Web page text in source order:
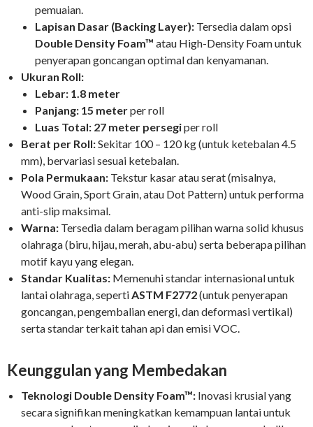
pemuaian.
Lapisan Dasar (Backing Layer): Tersedia dalam opsi
Double Density Foam™ atau High-Density Foam untuk
penyerapan goncangan optimal dan kenyamanan.
Ukuran Roll:
Lebar: 1.8 meter
Panjang: 15 meterper roll
Luas Total: 27 meter persegiper roll
Berat per Roll:Sekitar 100 – 120 kg (untuk ketebalan 4.5
mm), bervariasi sesuai ketebalan.
Pola Permukaan: Tekstur kasar atau serat (misalnya,
Wood Grain, Sport Grain, atau Dot Pattern) untuk performa
anti-slip maksimal.
Warna: Tersedia dalam beragam pilihan warna solid khusus
olahraga (biru, hijau, merah, abu-abu) serta beberapa pilihan
motif kayu yang elegan.
Standar Kualitas: Memenuhi standar internasional untuk
lantai olahraga, sepertiASTM F2772(untuk penyerapan
goncangan, pengembalian energi, dan deformasi vertikal)
serta standar terkait tahan api dan emisi VOC.
Keunggulan yang Membedakan
Teknologi Double Density Foam™: Inovasi krusial yang
secara signifikan meningkatkan kemampuan lantai untuk